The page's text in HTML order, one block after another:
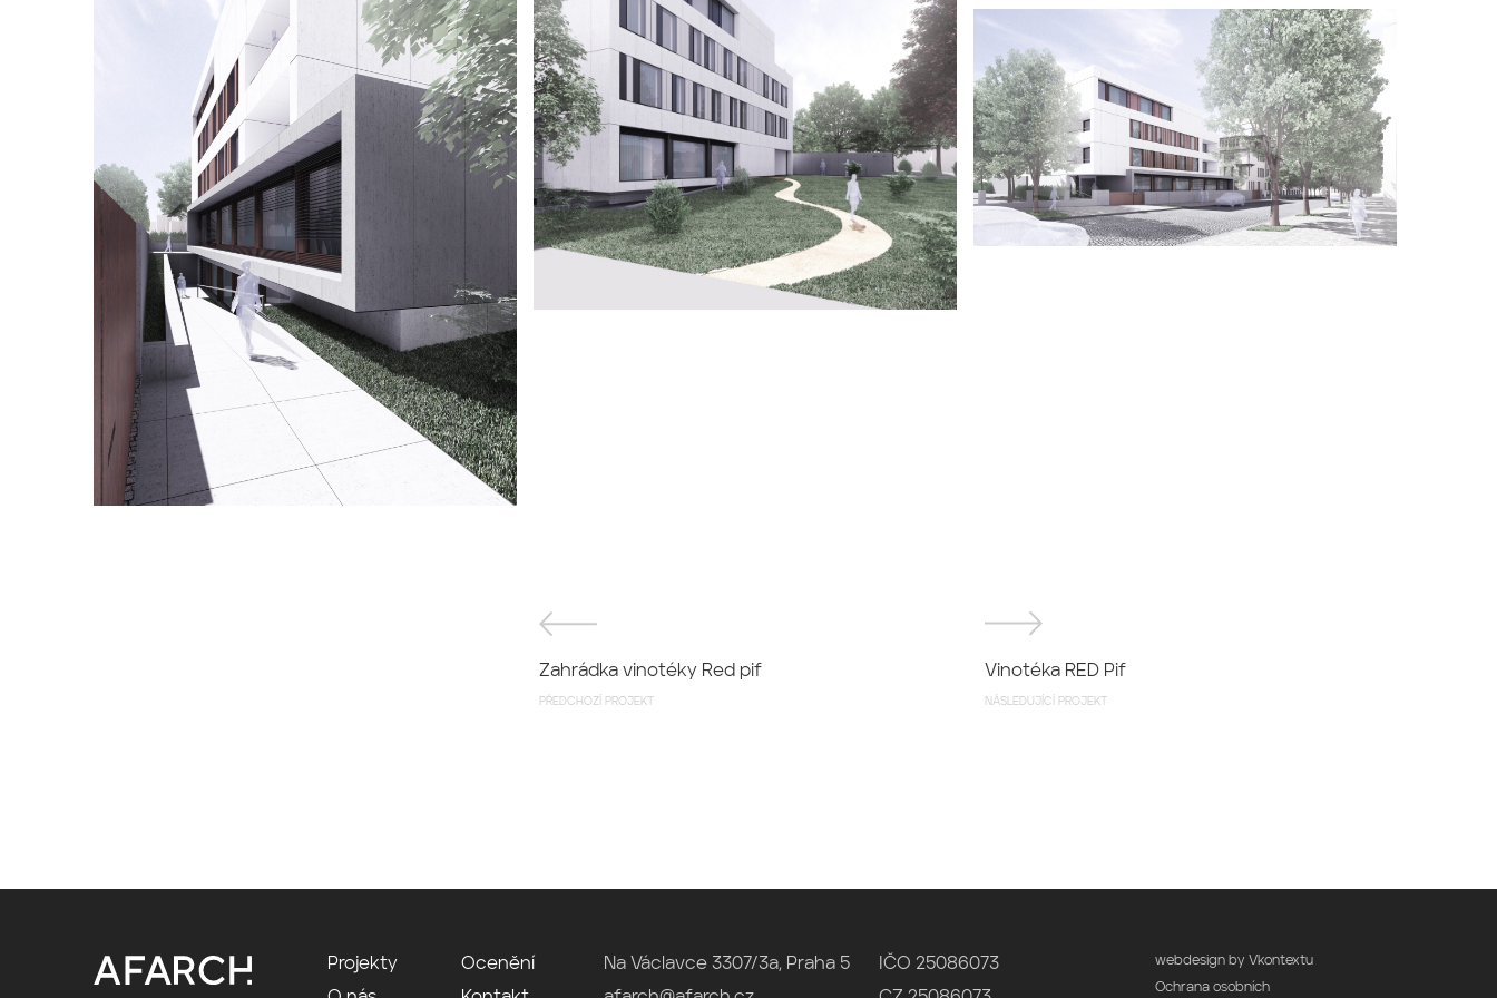
Nově navržený objekt není jak z důvodu urbanistických
vztahů tak i provozních vazeb zcela solitérní stavbou. Tato
vazba je architektonicky vyjádřena integrujícím zářezem
osvětlujícím podzemní podlaží, které spojuje oba domy.
Zahrádka vinotéky Red pif
PŘEDCHOZÍ PROJEKT
Vinotéka RED Pif
NÁSLEDUJÍCÍ PROJEKT
Projekty
Ocenění
Na Václavce 3307/3a, Praha 5
IČO 25086073
webdesign by Vkontextu
Ochrana osobních